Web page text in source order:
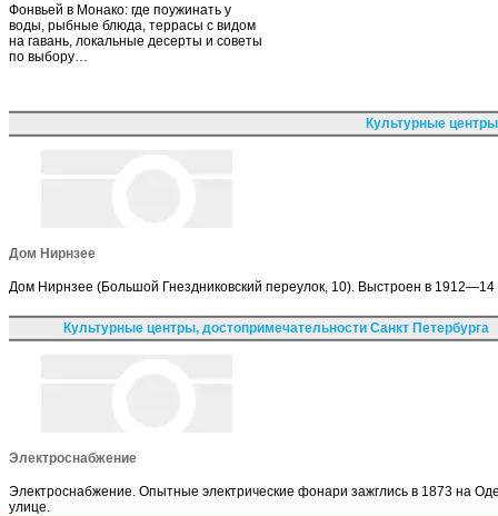
Фонвьей в Монако: где поужинать у
воды, рыбные блюда, террасы с видом
на гавань, локальные десерты и советы
по выбору…
Культурные
Дом Нирнзее
Дом Нирнзее (Большой Гнездниковский переулок, 10). Выстроен в 1912—14
Культурные центры, достопримечательности Санкт Петербурга
Электроснабжение
Электроснабжение. Опытные электрические фонари зажглись в 1873 на
улице.